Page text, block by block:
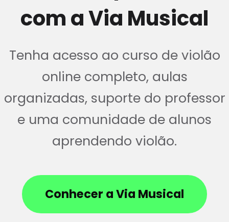
com a Via Musical
Tenha acesso ao curso de violão
online completo, aulas
organizadas, suporte do professor
e uma comunidade de alunos
aprendendo violão.
Conhecer a Via Musical